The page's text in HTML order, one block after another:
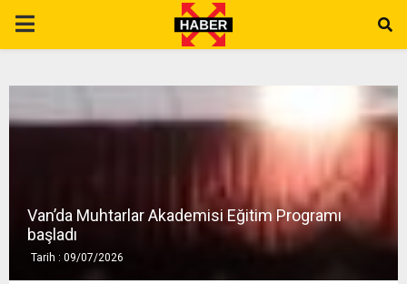
P
I
AVan’da Muhtarlar Akademisi Eğitim Programı
başladı
Tarih : 09/07/2026